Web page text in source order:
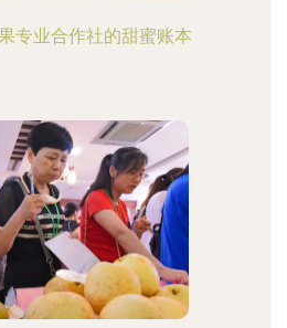
专业合作社的甜蜜账本